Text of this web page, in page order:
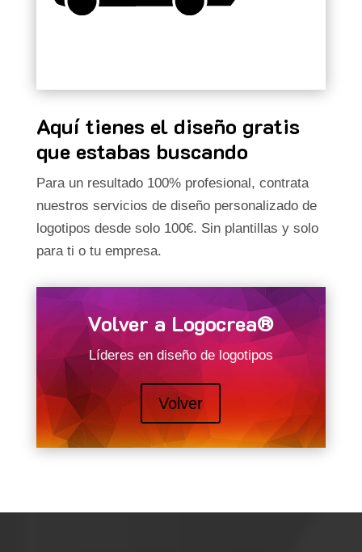
Aquí tienes el diseño gratis
que estabas buscando
Para un resultado 100% profesional, contrata
nuestros servicios de diseño personalizado de
logotipos desde solo 100€. Sin plantillas y solo
para ti o tu empresa.
Volver a Logocrea®
Líderes en diseño de logotipos
Volver